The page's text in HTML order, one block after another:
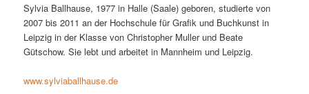
Sylvia Ballhause, 1977 in Halle (Saale) geboren, studierte von
2007 bis 2011 an der Hochschule für Grafik und Buchkunst in
Leipzig in der Klasse von Christopher Muller und Beate
Gütschow. Sie lebt und arbeitet in Mannheim und Leipzig.
www.sylviaballhause.de